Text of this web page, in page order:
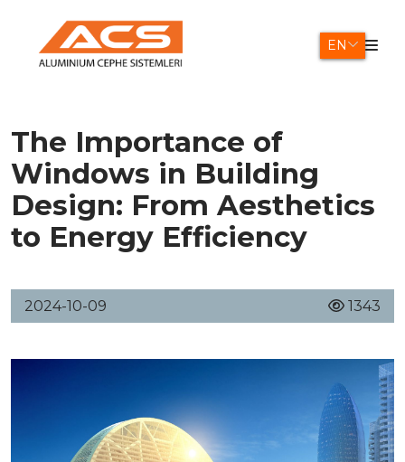
EN
The Importance of
Windows in Building
Design: From Aesthetics
to Energy Efficiency
2024-10-09 1343